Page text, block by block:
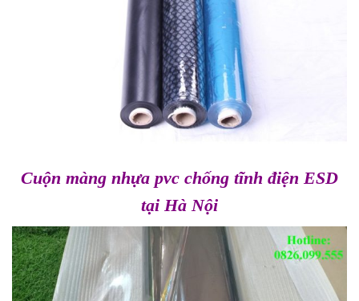
Cuộn màng nhựa pvc chống tĩnh điện ESD
tại Hà Nội